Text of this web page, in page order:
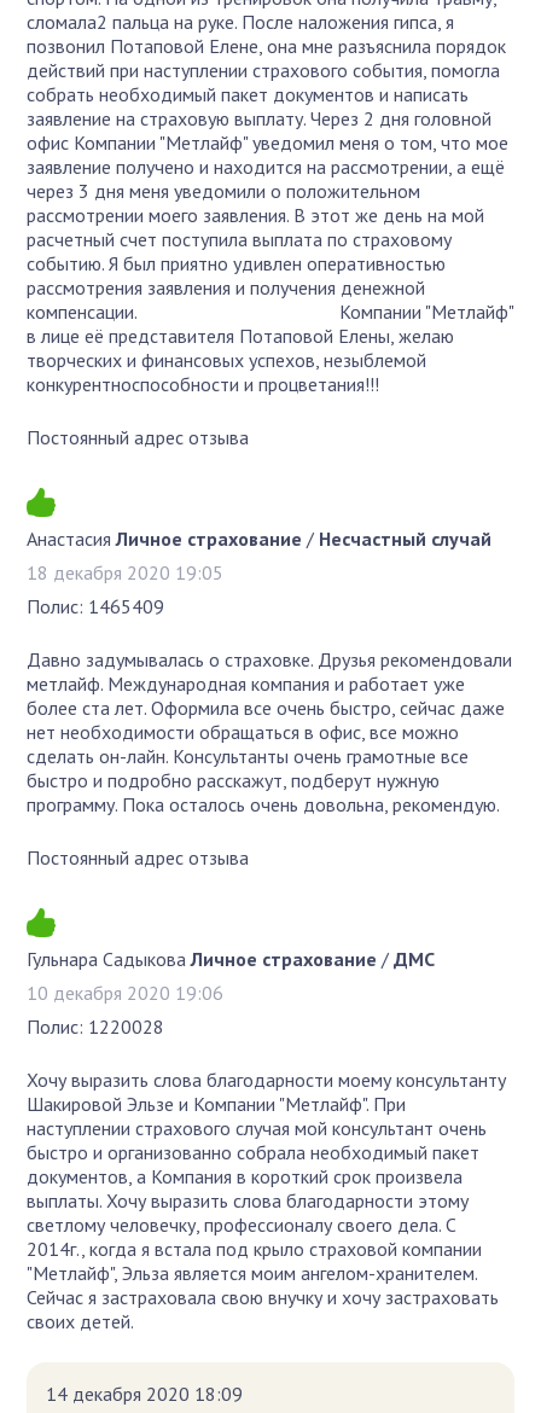
сломала2 пальца на руке. После наложения гипса, я
позвонил Потаповой Елене, она мне разъяснила порядок
действий при наступлении страхового события, помогла
собрать необходимый пакет документов и написать
заявление на страховую выплату. Через 2 дня головной
офис Компании "Метлайф" уведомил меня о том, что мое
заявление получено и находится на рассмотрении, а ещё
через 3 дня меня уведомили о положительном
рассмотрении моего заявления. В этот же день на мой
расчетный счет поступила выплата по страховому
событию. Я был приятно удивлен оперативностью
рассмотрения заявления и получения денежной
компенсации. Компании "Метлайф"
в лице её представителя Потаповой Елены, желаю
творческих и финансовых успехов, незыблемой
конкурентноспособности и процветания!!!
Постоянный адрес отзыва
Анастасия Личное страхование / Несчастный случай
18 декабря 2020 19:05
Полис: 1465409
Давно задумывалась о страховке. Друзья рекомендовали
метлайф. Международная компания и работает уже
более ста лет. Оформила все очень быстро, сейчас даже
нет необходимости обращаться в офис, все можно
сделать он-лайн. Консультанты очень грамотные все
быстро и подробно расскажут, подберут нужную
программу. Пока осталось очень довольна, рекомендую.
Постоянный адрес отзыва
Гульнара Садыкова Личное страхование /ДМС
10 декабря 2020 19:06
Полис: 1220028
Хочу выразить слова благодарности моему консультанту
Шакировой Эльзе и Компании "Метлайф". При
наступлении страхового случая мой консультант очень
быстро и организованно собрала необходимый пакет
документов, а Компания в короткий срок произвела
выплаты. Хочу выразить слова благодарности этому
светлому человечку, профессионалу своего дела. С
2014г., когда я встала под крыло страховой компании
"Метлайф", Эльза является моим ангелом-хранителем.
Сейчас я застраховала свою внучку и хочу застраховать
своих детей.
14 декабря 2020 18:09